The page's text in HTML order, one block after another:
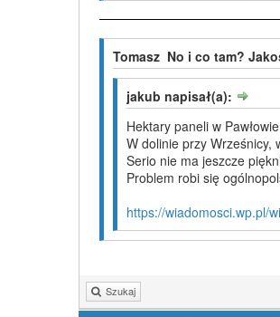
Tomasz No i co tam?
jakub napisał(a):
Hektary paneli w
W dolinie przy Wrześnicy,
Serio nie ma jeszcze
Problem robi się
https://wiadomosci.wp.pl/
Szukaj